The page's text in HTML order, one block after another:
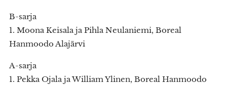
B-sarja
1. Moona Keisala ja Pihla Neulaniemi, Boreal
Hanmoodo Alajärvi
A-sarja
1. Pekka Ojala ja William Ylinen, Boreal Hanmoodo